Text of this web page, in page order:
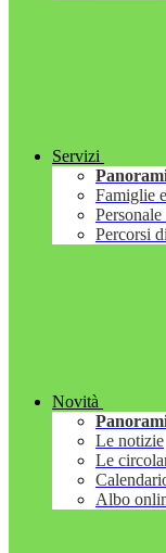
Servizi
Famiglie
Percorsi
Novità
Le notizie
Le
Albo